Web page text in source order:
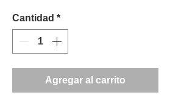
Cantidad *
Agregar al carrito